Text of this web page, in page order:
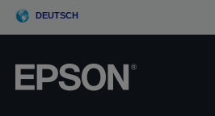
DEUTSCH